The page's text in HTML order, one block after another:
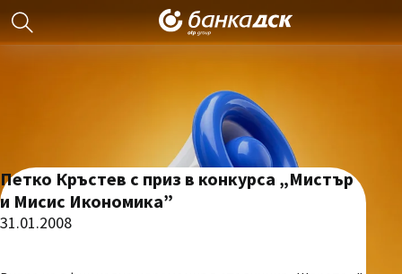
Петко Кръстев с приз в конкурса „Мистър
и Мисис Икономика”
31.01.2008